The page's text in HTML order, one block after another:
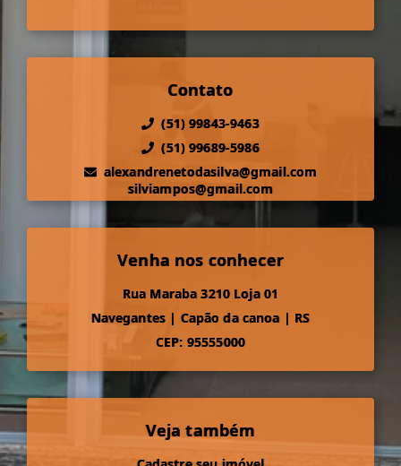
Contato
(51) 99843-9463
(51) 99689-5986
alexandrenetodasilva@gmail.com
silviampos@gmail.com
Venha nos conhecer
Rua Maraba 3210 Loja 01
Navegantes | Capão da canoa | RS
CEP: 95555000
Veja também